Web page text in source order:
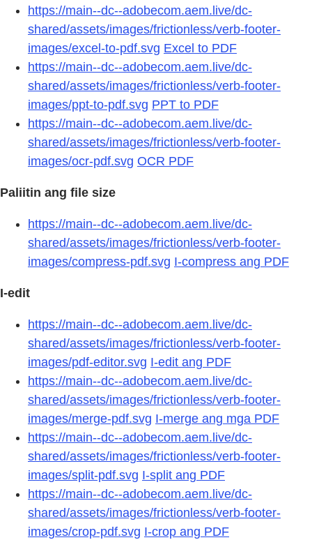
https://main--dc--adobecom.aem.live/dc-
shared/assets/images/frictionless/verb-footer-
images/excel-to-pdf.svg Excel to PDF
https://main--dc--adobecom.aem.live/dc-
shared/assets/images/frictionless/verb-footer-
images/ppt-to-pdf.svg PPT to PDF
https://main--dc--adobecom.aem.live/dc-
shared/assets/images/frictionless/verb-footer-
images/ocr-pdf.svg OCR PDF
Paliitin ang file size
https://main--dc--adobecom.aem.live/dc-
shared/assets/images/frictionless/verb-footer-
images/compress-pdf.svg I-compress ang PDF
I-edit
https://main--dc--adobecom.aem.live/dc-
shared/assets/images/frictionless/verb-footer-
images/pdf-editor.svg I-edit ang PDF
https://main--dc--adobecom.aem.live/dc-
shared/assets/images/frictionless/verb-footer-
images/merge-pdf.svg I-merge ang mga PDF
https://main--dc--adobecom.aem.live/dc-
shared/assets/images/frictionless/verb-footer-
images/split-pdf.svg I-split ang PDF
https://main--dc--adobecom.aem.live/dc-
shared/assets/images/frictionless/verb-footer-
images/crop-pdf.svg I-crop ang PDF